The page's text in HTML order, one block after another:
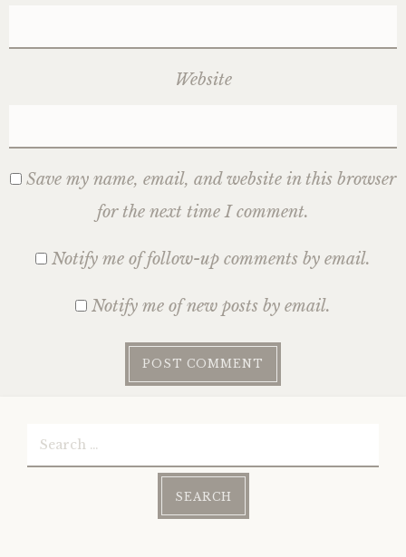
Website
Save my name, email, and website in this browser
for the next time I comment.
Notify me of follow-up comments by email.
Notify me of new posts by email.